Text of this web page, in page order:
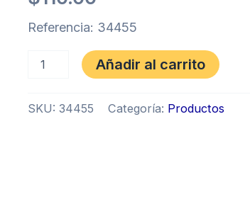
Referencia: 34455
Añadir al carrito
SKU: 34455 Categoría: Productos